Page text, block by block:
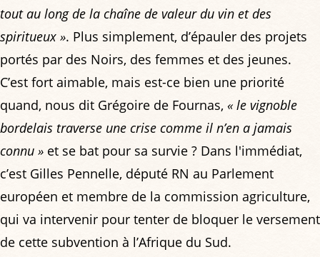
tout au long de la chaîne de valeur du vin et des
spiritueux ». Plus simplement, d’épauler des projets
portés par des Noirs, des femmes et des jeunes.
C’est fort aimable, mais est-ce bien une priorité
quand, nous dit Grégoire de Fournas, « le vignoble
bordelais traverse une crise comme il n’en a jamais
connu » et se bat pour sa survie ? Dans l'immédiat,
c’est Gilles Pennelle, député RN au Parlement
européen et membre de la commission agriculture,
qui va intervenir pour tenter de bloquer le versement
de cette subvention à l’Afrique du Sud.